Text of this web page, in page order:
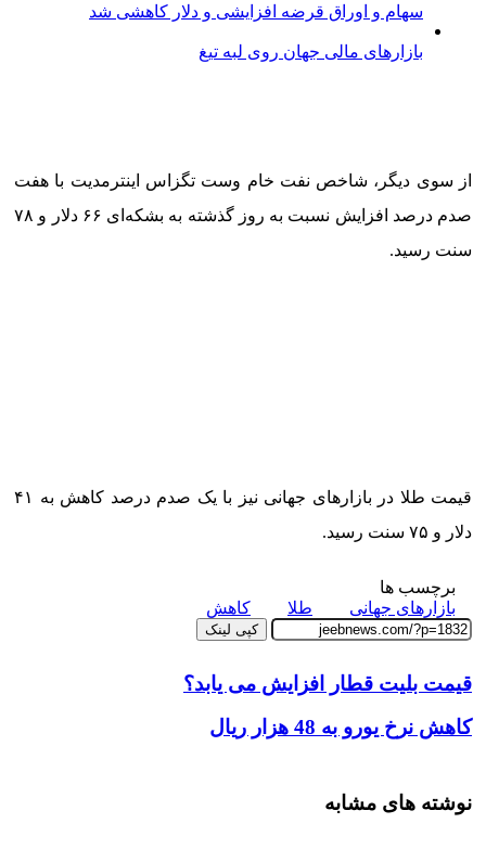
سهام و اوراق قرضه افزایشی و دلار کاهشی شد
بازارهای مالی جهان روی لبه تیغ
از سوی دیگر، شاخص نفت خام وست تگزاس اینترمدیت با هفت
صدم درصد افزایش نسبت به روز گذشته به بشکه‌ای ۶۶ دلار و ۷۸
سنت رسید.
قیمت طلا در بازارهای جهانی نیز با یک صدم درصد کاهش به ۴۱
دلار و ۷۵ سنت رسید.
برچسب ها
بازارهای جهانی
طلا کاهش
کپی لینک
قیمت بلیت قطار افزایش می یابد؟
کاهش نرخ یورو به 48 هزار ریال
نوشته های مشابه